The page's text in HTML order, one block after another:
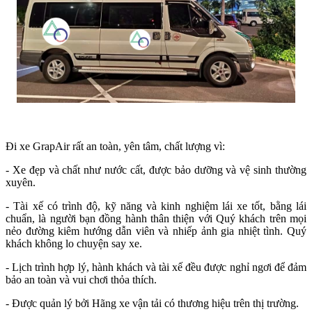
Đi xe GrapAir rất an toàn, yên tâm, chất lượng vì:
- Xe đẹp và chất như nước cất, được bảo dưỡng và vệ sinh thường
xuyên.
- Tài xế có trình độ, kỹ năng và kinh nghiệm lái xe tốt, bằng lái
chuẩn, là người bạn đồng hành thân thiện với Quý khách trên mọi
nẻo đường kiêm hướng dẫn viên và nhiếp ảnh gia nhiệt tình. Quý
khách không lo chuyện say xe.
- Lịch trình hợp lý, hành khách và tài xế đều được nghỉ ngơi để đảm
bảo an toàn và vui chơi thỏa thích.
- Được quản lý bởi Hãng xe vận tải có thương hiệu trên thị trường.